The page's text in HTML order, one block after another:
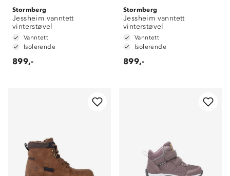
Stormberg
Jessheim vanntett
vinterstøvel
Vanntett
Isolerende
899,-
Stormberg
Jessheim vanntett
vinterstøvel
Vanntett
Isolerende
899,-